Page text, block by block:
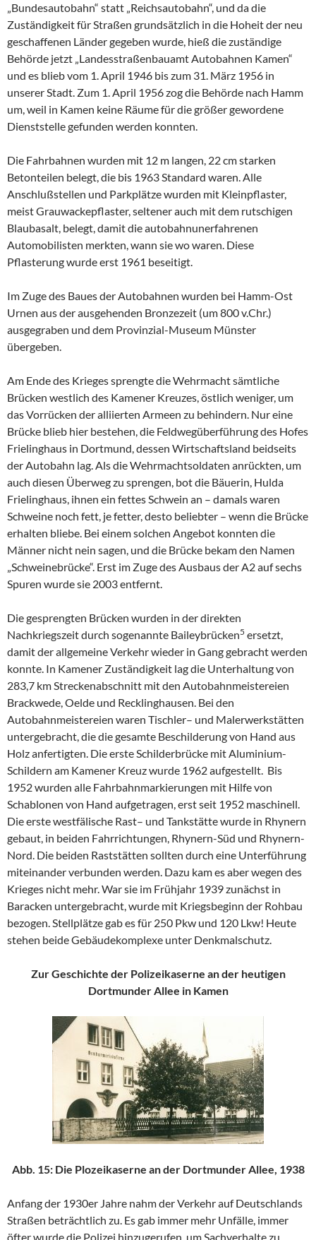
„Bundesautobahn“ statt „Reichsautobahn“, und da die
Zuständigkeit für Straßen grundsätzlich in die Hoheit der neu
geschaffenen Länder gegeben wurde, hieß die zuständige
Behörde jetzt „Landesstraßenbauamt Autobahnen Kamen“
und es blieb vom 1. April 1946 bis zum 31. März 1956 in
unserer Stadt. Zum 1. April 1956 zog die Behörde nach Hamm
um, weil in Kamen keine Räume für die größer gewordene
Dienststelle gefunden werden konnten.
Die Fahrbahnen wurden mit 12 m langen, 22 cm starken
Betonteilen belegt, die bis 1963 Standard waren. Alle
Anschlußstellen und Parkplätze wurden mit Kleinpflaster,
meist Grauwackepflaster, seltener auch mit dem rutschigen
Blaubasalt, belegt, damit die autobahnunerfahrenen
Automobilisten merkten, wann sie wo waren. Diese
Pflasterung wurde erst 1961 beseitigt.
Im Zuge des Baues der Autobahnen wurden bei Hamm-Ost
Urnen aus der ausgehenden Bronzezeit (um 800 v.Chr.)
ausgegraben und dem Provinzial-Museum Münster
übergeben.
Am Ende des Krieges sprengte die Wehrmacht sämtliche
Brücken westlich des Kamener Kreuzes, östlich weniger, um
das Vorrücken der alliierten Armeen zu behindern. Nur eine
Brücke blieb hier bestehen, die Feldwegüberführung des Hofes
Frielinghaus in Dortmund, dessen Wirtschaftsland beidseits
der Autobahn lag. Als die Wehrmachtsoldaten anrückten, um
auch diesen Überweg zu sprengen, bot die Bäuerin, Hulda
Frielinghaus, ihnen ein fettes Schwein an – damals waren
Schweine noch fett, je fetter, desto beliebter – wenn die Brücke
erhalten bliebe. Bei einem solchen Angebot konnten die
Männer nicht nein sagen, und die Brücke bekam den Namen
„Schweinebrücke“. Erst im Zuge des Ausbaus der A2 auf sechs
Spuren wurde sie 2003 entfernt.
Die gesprengten Brücken wurden in der direkten
Nachkriegszeit durch sogenannte Baileybrücken5 ersetzt,
damit der allgemeine Verkehr wieder in Gang gebracht werden
konnte. In Kamener Zuständigkeit lag die Unterhaltung von
283,7 km Streckenabschnitt mit den Autobahnmeistereien
Brackwede, Oelde und Recklinghausen. Bei den
Autobahnmeistereien waren Tischler– und Malerwerkstätten
untergebracht, die die gesamte Beschilderung von Hand aus
Holz anfertigten. Die erste Schilderbrücke mit Aluminium-
Schildern am Kamener Kreuz wurde 1962 aufgestellt. Bis
1952 wurden alle Fahrbahnmarkierungen mit Hilfe von
Schablonen von Hand aufgetragen, erst seit 1952 maschinell.
Die erste westfälische Rast– und Tankstätte wurde in Rhynern
gebaut, in beiden Fahrrichtungen, Rhynern-Süd und Rhynern-
Nord. Die beiden Raststätten sollten durch eine Unterführung
miteinander verbunden werden. Dazu kam es aber wegen des
Krieges nicht mehr. War sie im Frühjahr 1939 zunächst in
Baracken untergebracht, wurde mit Kriegsbeginn der Rohbau
bezogen. Stellplätze gab es für 250 Pkw und 120 Lkw! Heute
stehen beide Gebäudekomplexe unter Denkmalschutz.
Zur Geschichte der Polizeikaserne an der heutigen
Dortmunder Allee in Kamen
Abb. 15: Die Plozeikaserne an der Dortmunder Allee, 1938
Anfang der 1930er Jahre nahm der Verkehr auf Deutschlands
Straßen beträchtlich zu. Es gab immer mehr Unfälle, immer
öfter wurde die Polizei hinzugerufen, um Sachverhalte zu